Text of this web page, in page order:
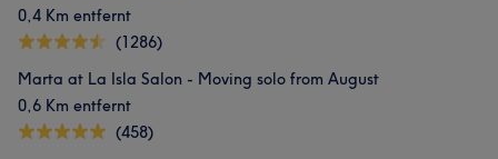
0,4 Km entfernt
(1286)
Marta at La Isla Salon - Moving solo from August
0,6 Km entfernt
(458)